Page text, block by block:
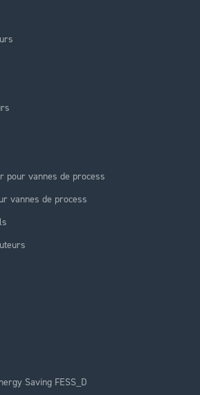
pour vannes de process
vannes de process
Saving FESS_D